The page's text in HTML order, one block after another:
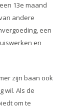
13e maand
andere
een
en
zijn baan ook
wil. Als de
om te